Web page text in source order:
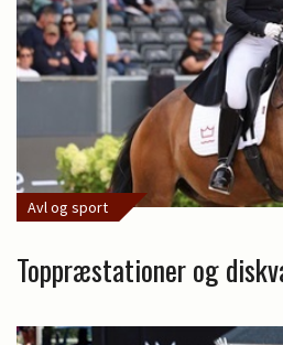
Avl og sport
Toppræstationer og